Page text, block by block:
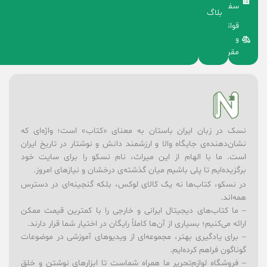
سفارشات
قوانین
و
مقررات
بلاگ
نسک در زبان ایران باستان به معنای «کتاب» است؛ واژه‌ای که
نشان‌دهنده‌ی جایگاه والا و ارزشمند دانش و نوشتار در تاریخ ایران
است. ما با الهام از این میراث، نام نسکو را برای سایت خود
برگزیده‌ایم تا پلی باشیم میان گذشته‌ی درخشان و نیازهای امروز.
در نسکو، کتاب‌ها نه یک کالای لوکس، بلکه گنجینه‌ای در دسترس
همه‌اند.
– ما کتاب‌های دیجیتال ایرانی و خارجی را با کمترین قیمت ممکن
ارائه می‌کنیم؛ بسیاری از آن‌ها کاملاً رایگان در اختیار شما قرار دارند.
– برای یادگیری بهتر، مجموعه‌ای از ویدیوهای آموزشی در موضوعات
گوناگون فراهم کرده‌ایم.
– فروشگاه لوازم‌تحریر ما همراه شماست تا ابزارهای نوشتن و خلق